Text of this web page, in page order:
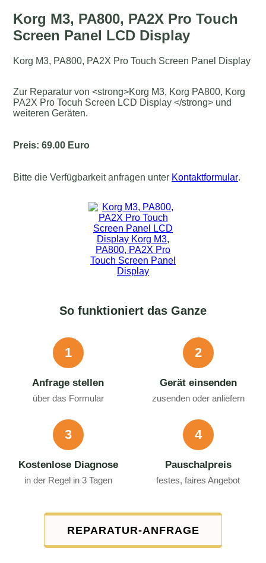
Korg M3, PA800, PA2X Pro Touch
Screen Panel LCD Display
Korg M3, PA800, PA2X Pro Touch Screen Panel Display
Zur Reparatur von <strong>Korg M3, Korg PA800, Korg
PA2X Pro Tocuh Screen LCD Display </strong> und
weiteren Geräten.
Preis: 69.00 Euro
Bitte die Verfügbarkeit anfragen unter Kontaktformular.
So funktioniert das Ganze
1
Anfrage stellen
über das Formular
2
Gerät einsenden
zusenden oder anliefern
3
Kostenlose Diagnose
in der Regel in 3 Tagen
4
Pauschalpreis
festes, faires Angebot
REPARATUR-ANFRAGE